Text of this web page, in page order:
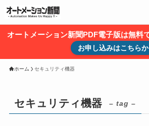
オートメーション新聞PDF電子版は無料
お申し込みはこちら
ホーム セキュリティ機器
セキュリティ機器 – tag –